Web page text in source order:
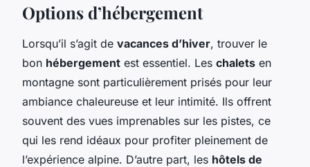
Options d’hébergement
Lorsqu’il s’agit de vacances d’hiver, trouver le
bon hébergement est essentiel. Les chalets en
montagne sont particulièrement prisés pour leur
ambiance chaleureuse et leur intimité. Ils offrent
souvent des vues imprenables sur les pistes, ce
qui les rend idéaux pour profiter pleinement de
l’expérience alpine. D’autre part, les hôtels de